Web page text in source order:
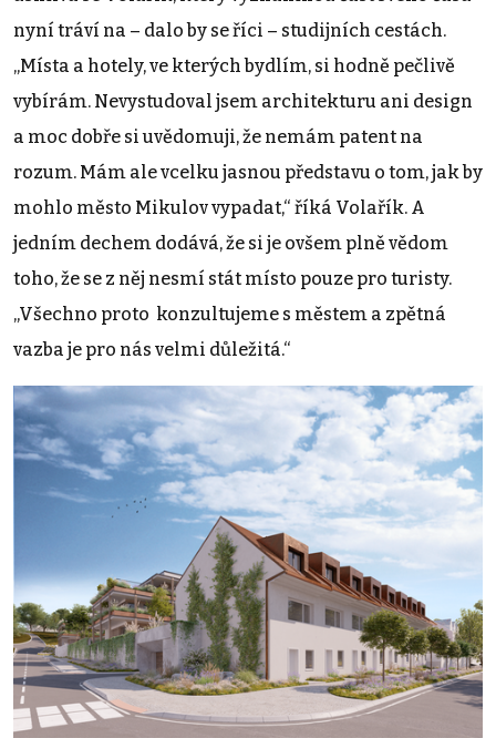
nyní tráví na – dalo by se říci – studijních cestách.
„Místa a hotely, ve kterých bydlím, si hodně pečlivě
vybírám. Nevystudoval jsem architekturu ani design
a moc dobře si uvědomuji, že nemám patent na
rozum. Mám ale vcelku jasnou představu o tom, jak by
mohlo město Mikulov vypadat,“ říká Volařík. A
jedním dechem dodává, že si je ovšem plně vědom
toho, že se z něj nesmí stát místo pouze pro turisty.
„Všechno proto konzultujeme s městem a zpětná
vazba je pro nás velmi důležitá.“